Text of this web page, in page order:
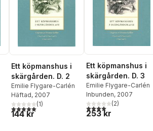
antal röster:
Ett köpmanshus i
skärgården. D. 2
Emilie Flygare-Carlén
Häftad, 2007
5,0utav 5 stjärnor. Totalt antal röster:
(1)
144 kr
Ett köpmanshus i
skärgården. D. 3
Emilie Flygare-Carlén
Inbunden, 2007
4,0utav 5 stjärnor.
(2)
253 kr